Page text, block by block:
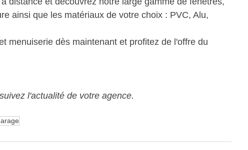
ainsi que les matériaux de votre choix : PVC, Alu,
menuiserie dès maintenant et profitez de l'offre du
l'actualité de votre agence.